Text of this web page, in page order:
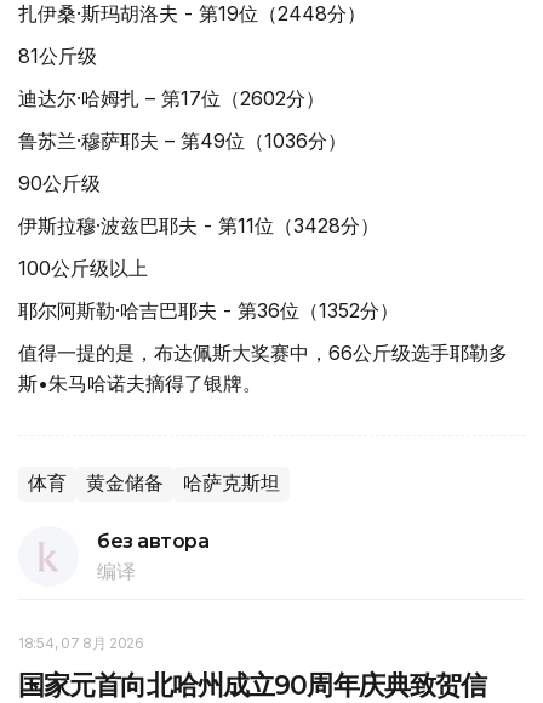
扎伊桑·斯玛胡洛夫 - 第19位（2448分）
81公斤级
迪达尔·哈姆扎 – 第17位（2602分）
鲁苏兰·穆萨耶夫 – 第49位（1036分）
90公斤级
伊斯拉穆·波兹巴耶夫 - 第11位（3428分）
100公斤级以上
耶尔阿斯勒·哈吉巴耶夫 - 第36位（1352分）
值得一提的是，布达佩斯大奖赛中，66公斤级选手耶勒多
斯•朱马哈诺夫摘得了银牌。
体育 黄金储备 哈萨克斯坦
без автора
编译
18:54, 07 8月 2026
国家元首向北哈州成立90周年庆典致贺信